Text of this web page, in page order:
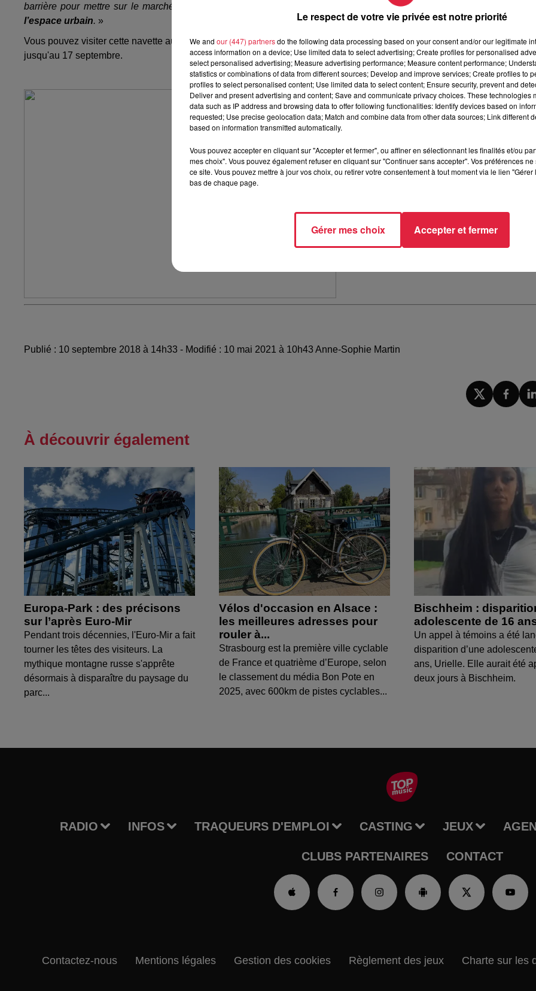
barrière pour mettre sur le marché très rapidement
des véhicules autonomes et électriques, faciles à intégrer
l’espace urbain. »
Vous pouvez visiter cette navette autonome sur le Pôle écomobilité de la Foire européenne de Strasbourg, elle est
jusqu'au 17 septembre.
Publié : 10 septembre 2018 à 14h33 - Modifié : 10 mai 2021 à 10h43 Anne-Sophie Martin
À découvrir également
Europa-Park : des précisons
sur l’après Euro-Mir
Pendant trois décennies, l'Euro-Mir a fait
tourner les têtes des visiteurs. La
mythique montagne russe s'apprête
désormais à disparaître du paysage du
parc...
Vélos d'occasion en Alsace :
les meilleures adresses pour
rouler à...
Strasbourg est la première ville cyclable
de France et quatrième d’Europe, selon
le classement du média Bon Pote en
2025, avec 600km de pistes cyclables...
Bischheim :
adolescente de 16
Un appel à témoins a été
disparition d’une
ans, Urielle. Elle aurait été
deux jours à Bischheim.
RADIO INFOS TRAQUEURS D'EMPLOI CASTING JEUX
CLUBS PARTENAIRES CONTACT
Contactez-nous Mentions légales Gestion des cookies Règlement des jeux Charte sur les
Le respect de votre vie privée est notre priorité
We and our (447) partnersdo the following data processing based on your consent and/or our legitimate
access information on a device; Use limited data to select advertising; Create profiles for personalised
select personalised advertising; Measure advertising performance; Measure content performance;
statistics or combinations of data from different sources; Develop and improve services; Create profiles to
profiles to select personalised content; Use limited data to select content; Ensure security, prevent and
Deliver and present advertising and content; Save and communicate privacy choices. These technologies
data such as IP address and browsing data to offer following functionalities: Identify devices based on
requested; Use precise geolocation data; Match and combine data from other data sources; Link different
based on information transmitted automatically.
Vous pouvez accepter en cliquant sur "Accepter et fermer", ou affiner en sélectionnant les finalités et/ou
mes choix". Vous pouvez également refuser en cliquant sur "Continuer sans accepter". Vos préférences
ce site. Vous pouvez mettre à jour vos choix, ou retirer votre consentement à tout moment via le lien
bas de chaque page.
Gérer mes choix Accepter et fermer